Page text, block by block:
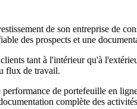
de son entreprise de
des prospects et une
tant à l'intérieur qu'à
flux de travail.
de portefeuille en
complète des